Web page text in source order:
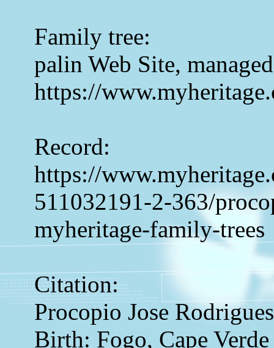
Family tree:
palin Web Site,
https://
Record:
https://
511032191-2-363/
myheritage-family-trees
Citation:
Procopio Jose Rodrigues
Birth: Fogo, Cape Verde